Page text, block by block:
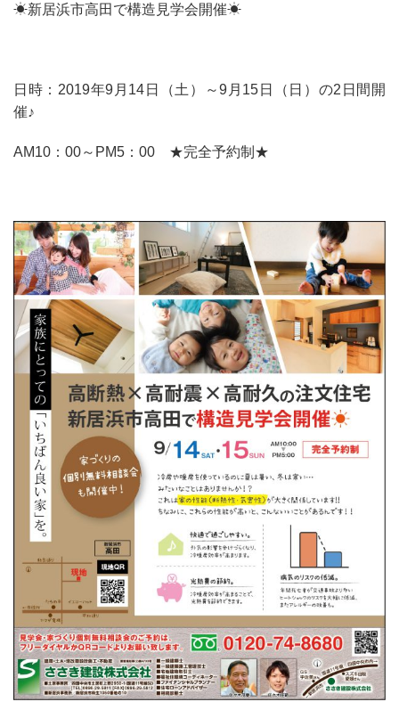
☀新居浜市高田で構造見学会開催☀
日時：2019年9月14日（土）～9月15日（日）の2日間開
催♪
AM10：00～PM5：00 ★完全予約制★